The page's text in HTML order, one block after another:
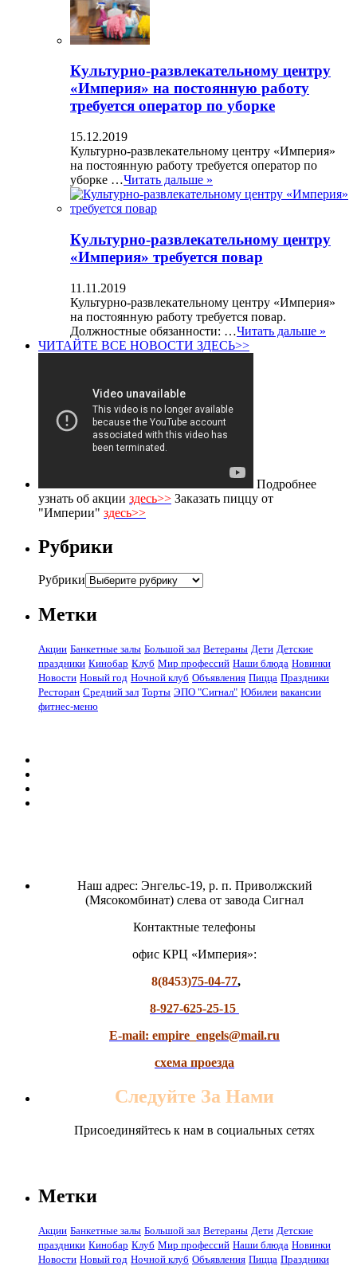
Культурно-развлекательному центру
«Империя» на постоянную работу
требуется оператор по уборке
15.12.2019
Культурно-развлекательному центру «Империя»
на постоянную работу требуется оператор по
уборке …Читать дальше »
Культурно-развлекательному центру
«Империя» требуется повар
11.11.2019
Культурно-развлекательному центру «Империя»
на постоянную работу требуется повар.
Должностные обязанности: …Читать дальше »
ЧИТАЙТЕ ВСЕ НОВОСТИ ЗДЕСЬ>>
Подробнее
узнать об акции здесь>> Заказать пиццу от
"Империи" здесь>>
Рубрики
Рубрики
Метки
Акции Банкетные залы Большой зал Ветераны Дети Детские
праздники Кинобар Клуб Мир профессий Наши блюда Новинки
Новости Новый год Ночной клуб Объявления Пицца Праздники
Ресторан Средний зал Торты ЭПО "Сигнал" Юбилеи вакансии
фитнес-меню
Наш адрес: Энгельс-19, р. п. Приволжский
(Мясокомбинат) слева от завода Сигнал
Контактные телефоны
офис КРЦ «Империя»:
8(8453)75-04-77,
8-927-625-25-15
E-mail: empire_engels@mail.ru
схема проезда
Следуйте За Нами
Присоединяйтесь к нам в социальных сетях
Метки
Акции Банкетные залы Большой зал Ветераны Дети Детские
праздники Кинобар Клуб Мир профессий Наши блюда Новинки
Новости Новый год Ночной клуб Объявления Пицца Праздники